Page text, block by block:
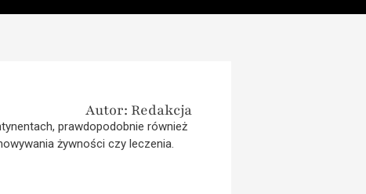
Autor: Redakcja
prawdopodobnie również
żywności czy leczenia.